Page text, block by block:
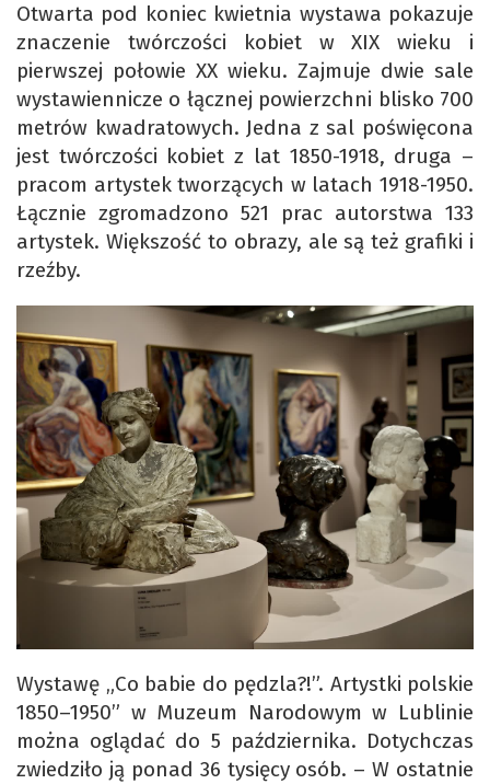
Otwarta pod koniec kwietnia wystawa pokazuje
znaczenie twórczości kobiet w XIX wieku i
pierwszej połowie XX wieku. Zajmuje dwie sale
wystawiennicze o łącznej powierzchni blisko 700
metrów kwadratowych. Jedna z sal poświęcona
jest twórczości kobiet z lat 1850-1918, druga –
pracom artystek tworzących w latach 1918-1950.
Łącznie zgromadzono 521 prac autorstwa 133
artystek. Większość to obrazy, ale są też grafiki i
rzeźby.
Wystawę „Co babie do pędzla?!”. Artystki polskie
1850–1950” w Muzeum Narodowym w Lublinie
można oglądać do 5 października. Dotychczas
zwiedziło ją ponad 36 tysięcy osób. – W ostatnie